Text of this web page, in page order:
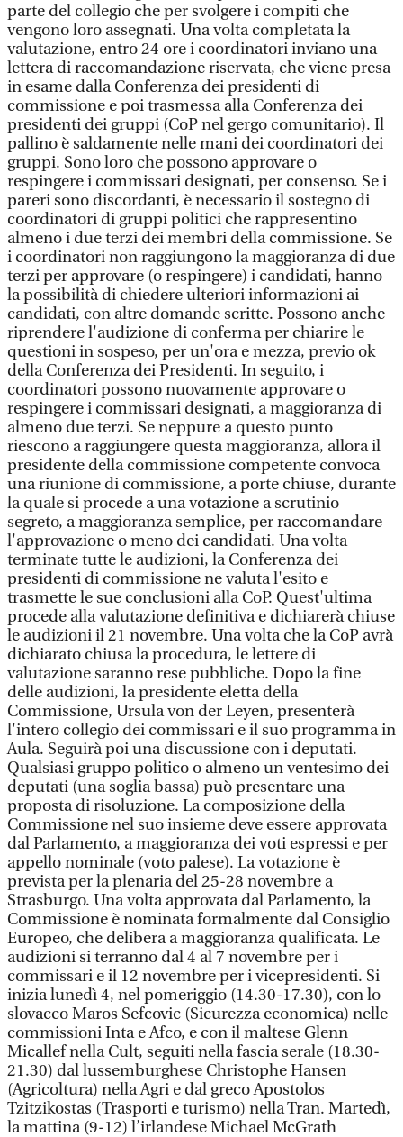
parte del collegio che per svolgere i compiti che
vengono loro assegnati. Una volta completata la
valutazione, entro 24 ore i coordinatori inviano una
lettera di raccomandazione riservata, che viene presa
in esame dalla Conferenza dei presidenti di
commissione e poi trasmessa alla Conferenza dei
presidenti dei gruppi (CoP nel gergo comunitario). Il
pallino è saldamente nelle mani dei coordinatori dei
gruppi. Sono loro che possono approvare o
respingere i commissari designati, per consenso. Se i
pareri sono discordanti, è necessario il sostegno di
coordinatori di gruppi politici che rappresentino
almeno i due terzi dei membri della commissione. Se
i coordinatori non raggiungono la maggioranza di due
terzi per approvare (o respingere) i candidati, hanno
la possibilità di chiedere ulteriori informazioni ai
candidati, con altre domande scritte. Possono anche
riprendere l'audizione di conferma per chiarire le
questioni in sospeso, per un'ora e mezza, previo ok
della Conferenza dei Presidenti. In seguito, i
coordinatori possono nuovamente approvare o
respingere i commissari designati, a maggioranza di
almeno due terzi. Se neppure a questo punto
riescono a raggiungere questa maggioranza, allora il
presidente della commissione competente convoca
una riunione di commissione, a porte chiuse, durante
la quale si procede a una votazione a scrutinio
segreto, a maggioranza semplice, per raccomandare
l'approvazione o meno dei candidati. Una volta
terminate tutte le audizioni, la Conferenza dei
presidenti di commissione ne valuta l'esito e
trasmette le sue conclusioni alla CoP. Quest'ultima
procede alla valutazione definitiva e dichiarerà chiuse
le audizioni il 21 novembre. Una volta che la CoP avrà
dichiarato chiusa la procedura, le lettere di
valutazione saranno rese pubbliche. Dopo la fine
delle audizioni, la presidente eletta della
Commissione, Ursula von der Leyen, presenterà
l'intero collegio dei commissari e il suo programma in
Aula. Seguirà poi una discussione con i deputati.
Qualsiasi gruppo politico o almeno un ventesimo dei
deputati (una soglia bassa) può presentare una
proposta di risoluzione. La composizione della
Commissione nel suo insieme deve essere approvata
dal Parlamento, a maggioranza dei voti espressi e per
appello nominale (voto palese). La votazione è
prevista per la plenaria del 25-28 novembre a
Strasburgo. Una volta approvata dal Parlamento, la
Commissione è nominata formalmente dal Consiglio
Europeo, che delibera a maggioranza qualificata. Le
audizioni si terranno dal 4 al 7 novembre per i
commissari e il 12 novembre per i vicepresidenti. Si
inizia lunedì 4, nel pomeriggio (14.30-17.30), con lo
slovacco Maros Sefcovic (Sicurezza economica) nelle
commissioni Inta e Afco, e con il maltese Glenn
Micallef nella Cult, seguiti nella fascia serale (18.30-
21.30) dal lussemburghese Christophe Hansen
(Agricoltura) nella Agri e dal greco Apostolos
Tzitzikostas (Trasporti e turismo) nella Tran. Martedì,
la mattina (9-12) l’irlandese Michael McGrath